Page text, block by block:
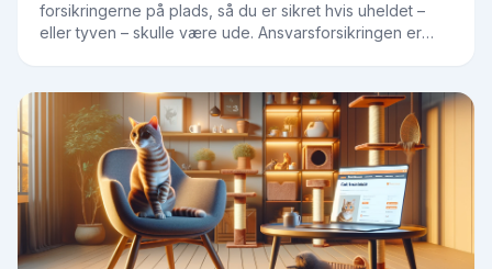
forsikringerne på plads, så du er sikret hvis uheldet –
eller tyven – skulle være ude. Ansvarsforsikringen er